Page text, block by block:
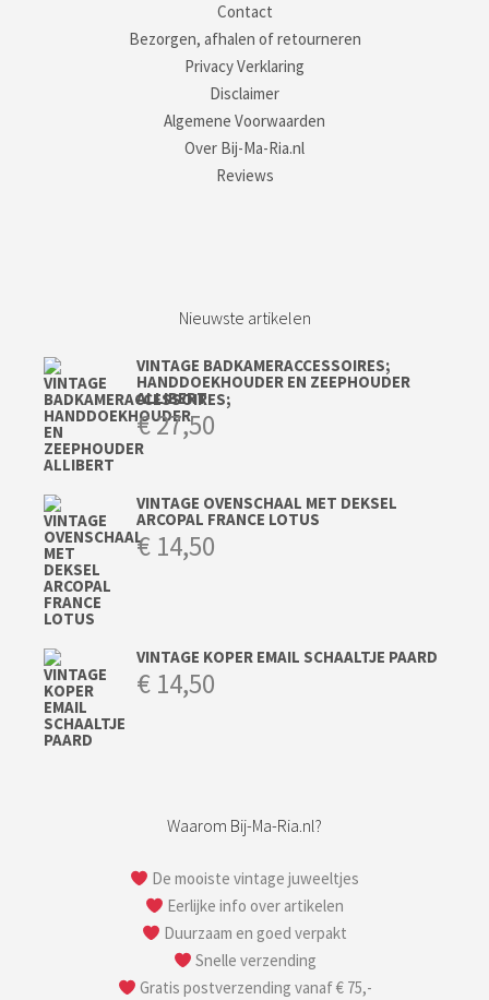
Contact
Bezorgen, afhalen of retourneren
Privacy Verklaring
Disclaimer
Algemene Voorwaarden
Over Bij-Ma-Ria.nl
Reviews
Nieuwste artikelen
VINTAGE BADKAMERACCESSOIRES;
HANDDOEKHOUDER EN ZEEPHOUDER
ALLIBERT
€27,50
VINTAGE OVENSCHAAL MET DEKSEL
ARCOPAL FRANCE LOTUS
€ 14,50
VINTAGE KOPER EMAIL SCHAALTJE PAARD
€ 14,50
Waarom Bij-Ma-Ria.nl?
De mooiste vintage juweeltjes
Eerlijke info over artikelen
Duurzaam en goed verpakt
Snelle verzending
Gratis postverzending vanaf € 75,-